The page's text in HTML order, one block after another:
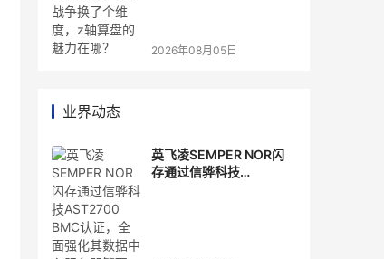
2026年08月05日
业界动态
英飞凌SEMPER NOR闪
存通过信骅科技